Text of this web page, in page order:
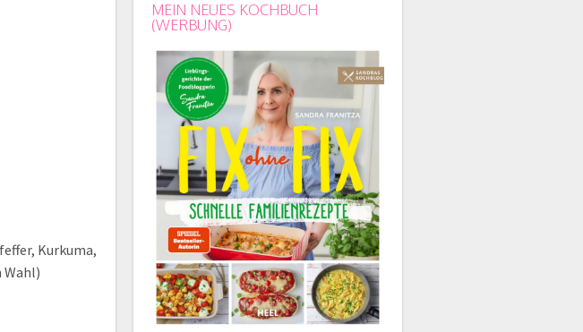
Kurkuma,
Wahl)
MEIN NEUES KOCHBUCH
(WERBUNG)